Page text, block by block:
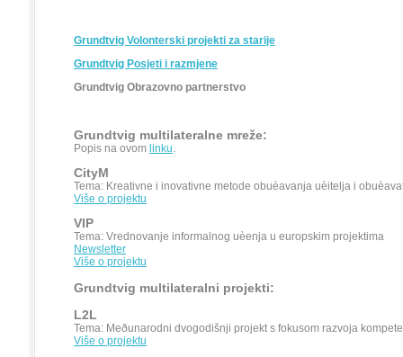
Grundtvig Volonterski projekti za starije
Grundtvig Posjeti i razmjene
Grundtvig Obrazovno partnerstvo
Grundtvig multilateralne mreže:
Popis na ovom linku.
CityM
Tema: Kreativne i inovativne metode obuèavanja uèitelja i
Više o projektu
VIP
Tema: Vrednovanje informalnog uèenja u europskim projektima
Newsletter
Više o projektu
Grundtvig multilateralni projekti:
L2L
Tema: Meðunarodni dvogodišnji projekt s fokusom razvoja
Više o projektu